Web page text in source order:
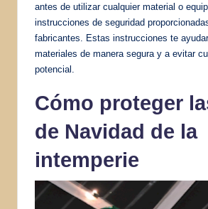
antes de utilizar cualquier material o
instrucciones de seguridad
fabricantes. Estas instrucciones te
materiales de manera segura y a evitar
potencial.
Cómo proteger
de Navidad de la
intemperie